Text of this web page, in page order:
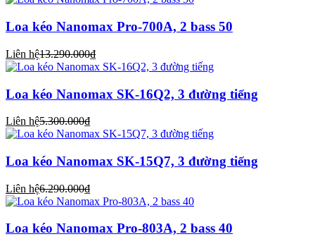
Loa kéo Nanomax Pro-700A, 2 bass 50
Liên hệ13.290.000₫
Loa kéo Nanomax SK-16Q2, 3 đường tiếng
Liên hệ5.300.000₫
Loa kéo Nanomax SK-15Q7, 3 đường tiếng
Liên hệ6.290.000₫
Loa kéo Nanomax Pro-803A, 2 bass 40